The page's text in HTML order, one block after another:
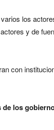
los
y de
con
los